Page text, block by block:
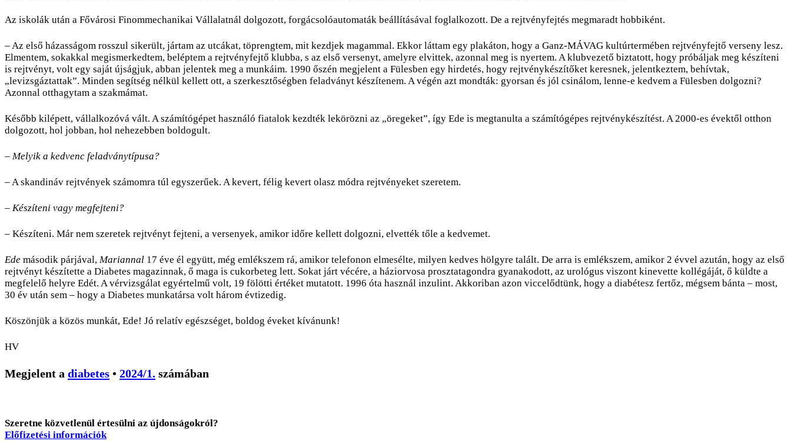
Az iskolák után a Fővárosi Finommechanikai Vállalatnál dolgozott, forgácsolóautomaták beállításával foglalkozott. De a rejtvényfejtés megmaradt hobbiként.
– Az első házasságom rosszul sikerült, jártam az utcákat, töprengtem, mit kezdjek magammal. Ekkor láttam egy plakáton, hogy a Ganz-MÁVAG kultúrtermében rejtvényfejtő verseny lesz.
Elmentem, sokakkal megismerkedtem, beléptem a rejtvényfejtő klubba, s az első versenyt, amelyre elvittek, azonnal meg is nyertem. A klubvezető biztatott, hogy próbáljak meg készíteni
is rejtvényt, volt egy saját újságjuk, abban jelentek meg a munkáim. 1990 őszén megjelent a Fülesben egy hirdetés, hogy rejtvénykészítőket keresnek, jelentkeztem, behívtak,
„levizsgáztattak”. Minden segítség nélkül kellett ott, a szerkesztőségben feladványt készítenem. A végén azt mondták: gyorsan és jól csinálom, lenne-e kedvem a Fülesben dolgozni?
Azonnal otthagytam a szakmámat.
Később kilépett, vállalkozóvá vált. A számítógépet használó fiatalok kezdték lekörözni az „öregeket”, így Ede is megtanulta a számítógépes rejtvénykészítést. A 2000-es évektől otthon
dolgozott, hol jobban, hol nehezebben boldogult.
– Melyik a kedvenc feladványtípusa?
– A skandináv rejtvények számomra túl egyszerűek. A kevert, félig kevert olasz módra rejtvényeket szeretem.
– Készíteni vagy megfejteni?
– Készíteni. Már nem szeretek rejtvényt fejteni, a versenyek, amikor időre kellett dolgozni, elvették tőle a kedvemet.
Ede második párjával, Mariannal 17 éve él együtt, még emlékszem rá, amikor telefonon elmesélte, milyen kedves hölgyre talált. De arra is emlékszem, amikor 2 évvel azután, hogy az első
rejtvényt készítette a Diabetes magazinnak, ő maga is cukorbeteg lett. Sokat járt vécére, a háziorvosa prosztatagondra gyanakodott, az urológus viszont kinevette kollégáját, ő küldte a
megfelelő helyre Edét. A vérvizsgálat egyértelmű volt, 19 fölötti értéket mutatott. 1996 óta használ inzulint. Akkoriban azon viccelődtünk, hogy a diabétesz fertőz, mégsem bánta – most,
30 év után sem – hogy a Diabetes munkatársa volt három évtizedig.
Köszönjük a közös munkát, Ede! Jó relatív egészséget, boldog éveket kívánunk!
HV
Megjelent a diabetes • 2024/1. számában
Szeretne közvetlenül értesülni az újdonságokról?
Előfizetési információk